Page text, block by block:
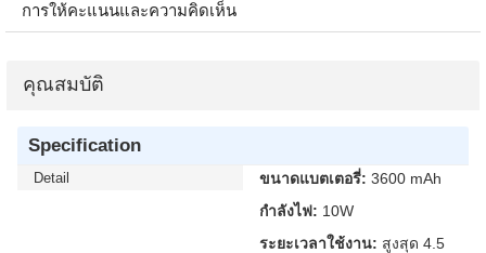
การให้คะแนนและความคิดเห็น
คุณสมบัติ
Specification
Detail ขนาดแบตเตอรี่: 3600 mAh
กำลังไฟ: 10W
ระยะเวลาใช้งาน: สูงสุด 4.5